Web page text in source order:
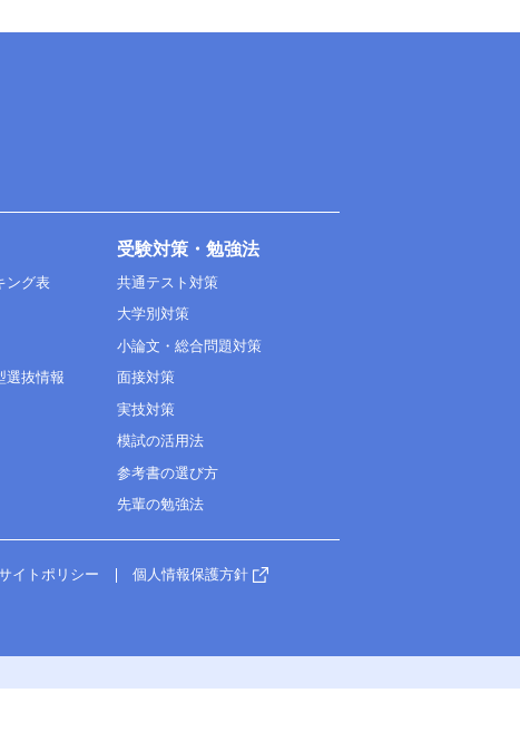
ング表
選抜情報
受験対策・勉強法
共通テスト対策
大学別対策
小論文・総合問題対策
面接対策
実技対策
模試の活用法
参考書の選び方
先輩の勉強法
イトポリシー 個人情報保護方針